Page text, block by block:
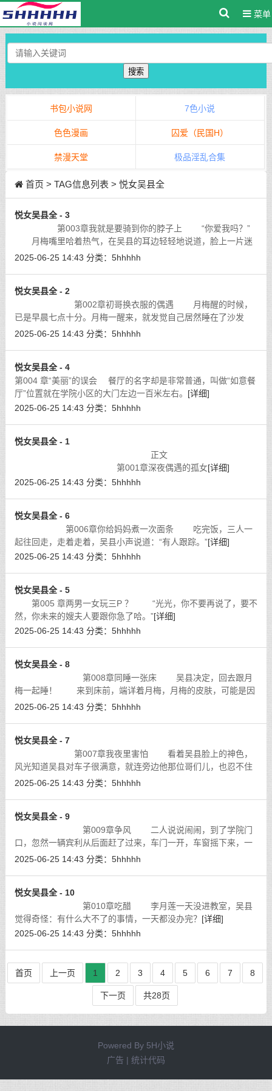
菜单
搜索
书包小说网 7色小说
色色漫画 囚爱（民国H）
禁漫天堂 极品淫乱合集
首页 > TAG信息列表 > 悦女吴县全
悦女吴县全 - 3
第003章我就是要骑到你的脖子上 “你爱我吗？”
月梅嘴里哈着热气，在吴县的耳边轻轻地说道，脸上一片迷
雾。女人，一定要知道你是不是爱她，才会跟你做其他的。
2025-06-25 14:43 分类： 5hhhhh
悦女吴县全 - 2
第002章初哥换衣服的偶遇 月梅醒的时候，
已是早晨七点十分。月梅一醒来，就发觉自己居然睡在了沙发
上，虽然这沙发的质量还算不错，可是，那个小混蛋，怎么忍心
2025-06-25 14:43 分类： 5hhhhh
悦女吴县全 - 4
第004 章“美丽”的误会 餐厅的名字却是非常普通，叫做“如意餐
厅”位置就在学院小区的大门左边一百米左右。 [详细]
2025-06-25 14:43 分类： 5hhhhh
悦女吴县全 - 1
正文
第001章深夜偶遇的孤女[详细]
2025-06-25 14:43 分类： 5hhhhh
悦女吴县全 - 6
第006章你给妈妈煮一次面条 吃完饭，三人一
起往回走，走着走着，吴县小声说道：“有人跟踪。”[详细]
2025-06-25 14:43 分类： 5hhhhh
悦女吴县全 - 5
第005 章两男一女玩三P ？ “光光，你不要再说了，要不
然，你未来的嫂夫人要跟你急了哈。”[详细]
2025-06-25 14:43 分类： 5hhhhh
悦女吴县全 - 8
第008章同睡一张床 吴县决定，回去跟月
梅一起睡！ 来到床前，端详着月梅，月梅的皮肤，可能是因
为害羞的缘故，泛着一种柔和的光晕，脸上羞红一片，虽然闭着
2025-06-25 14:43 分类： 5hhhhh
悦女吴县全 - 7
第007章我夜里害怕 看着吴县脸上的神色，
风光知道吴县对车子很满意，就连旁边他那位哥们儿，也忍不住
插话了：“兄弟，看你也挺爱车的，其实，我这车，是因为我换了
2025-06-25 14:43 分类： 5hhhhh
悦女吴县全 - 9
第009章争风 二人说说闹闹，到了学院门
口，忽然一辆宾利从后面赶了过来，车门一开，车窗摇下来，一
位小帅哥的脸露出来：“梅，你好啊。怎么两天没见你啊？”
2025-06-25 14:43 分类： 5hhhhh
悦女吴县全 - 10
第010章吃醋 李月莲一天没进教室，吴县
觉得奇怪：有什么大不了的事情，一天都没办完？ [详细]
2025-06-25 14:43 分类： 5hhhhh
首页 上一页 1 2 3 4 5 6 7 8
下一页 共28页
Powered By 5H小说
广告 | 统计代码